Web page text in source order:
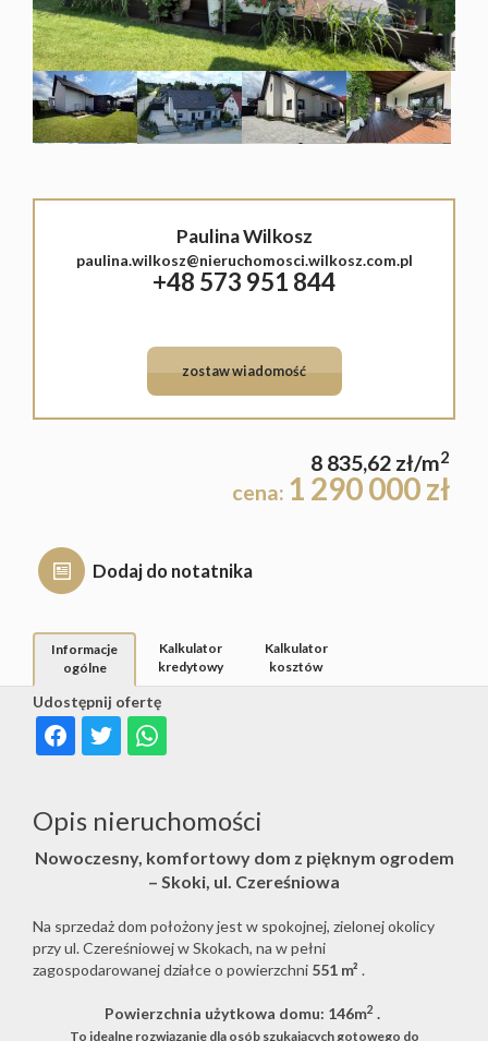
Lokale
Hale
Obiekty
Hale
Paulina Wilkosz
paulina.wilkosz@nieruchomosci.wilkosz.com.pl
+48 573 951 844
zostaw wiadomość
8 835,62 zł/m2
cena: 1 290 000 zł
Dodaj do notatnika
Udostępnij ofertę
Informacje
ogólne
Kalkulator
kredytowy
Kalkulator
kosztów
Opis nieruchomości
Nowoczesny, komfortowy dom z pięknym ogrodem
– Skoki, ul. Czereśniowa
Na sprzedaż dom położony jest w spokojnej, zielonej okolicy
przy ul. Czereśniowej w Skokach, na w pełni
zagospodarowanej działce o powierzchni 551 m² .
Powierzchnia użytkowa domu: 146m2 .
To idealne rozwiązanie dla osób szukających gotowego do